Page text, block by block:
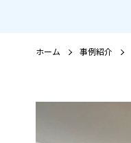
ホーム 事例紹介